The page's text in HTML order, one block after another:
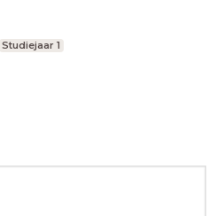
Studiejaar 1